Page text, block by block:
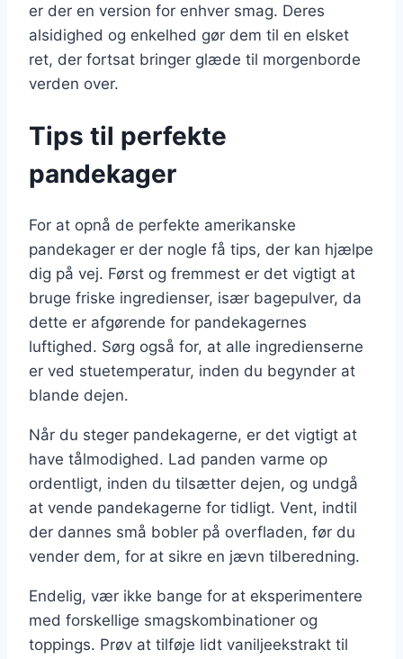
er der en version for enhver smag. Deres
alsidighed og enkelhed gør dem til en elsket
ret, der fortsat bringer glæde til morgenborde
verden over.
Tips til perfekte
pandekager
For at opnå de perfekte amerikanske
pandekager er der nogle få tips, der kan hjælpe
dig på vej. Først og fremmest er det vigtigt at
bruge friske ingredienser, især bagepulver, da
dette er afgørende for pandekagernes
luftighed. Sørg også for, at alle ingredienserne
er ved stuetemperatur, inden du begynder at
blande dejen.
Når du steger pandekagerne, er det vigtigt at
have tålmodighed. Lad panden varme op
ordentligt, inden du tilsætter dejen, og undgå
at vende pandekagerne for tidligt. Vent, indtil
der dannes små bobler på overfladen, før du
vender dem, for at sikre en jævn tilberedning.
Endelig, vær ikke bange for at eksperimentere
med forskellige smagskombinationer og
toppings. Prøv at tilføje lidt vaniljeekstrakt til